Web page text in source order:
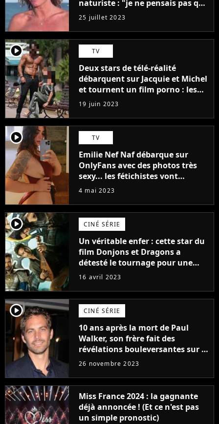
naturiste : "je ne pensais pas que
j'arriverais à le faire..."
25 juillet 2023
player2 TV
Deux stars de télé-réalité
débarquent sur Jacquie et Michel
et tournent un film porno : les
premières images du tournage
(exclu)
19 juin 2023
player2 TV
Emilie Nef Naf débarque sur
OnlyFans avec des photos très
sexy... les fétichistes vont
prendre leur pied !
4 mai 2023
player2 CINÉ SÉRIE
Un véritable enfer : cette star du
film Donjons et Dragons a
détesté le tournage pour une
raison très spéciale
16 avril 2023
player2 CINÉ SÉRIE
10 ans après la mort de Paul
Walker, son frère fait des
révélations bouleversantes sur la
réaction des acteurs de Fast and
26 novembre 2023
Miss France 2024 : la gagnante
déjà annoncée ! (Et ce n'est pas
un simple pronostic)